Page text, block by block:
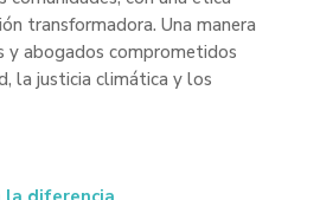
transformadora. Una manera
y abogados comprometidos
la justicia climática y los